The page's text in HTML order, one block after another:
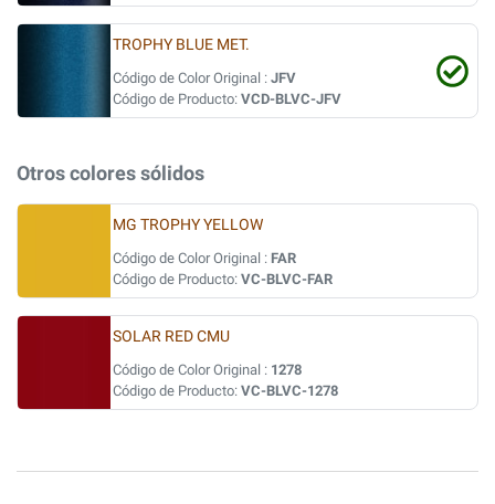
TROPHY BLUE MET.
Código de Color Original : JFV
Código de Producto: VCD-BLVC-JFV
Otros colores sólidos
MG TROPHY YELLOW
Código de Color Original : FAR
Código de Producto: VC-BLVC-FAR
SOLAR RED CMU
Código de Color Original : 1278
Código de Producto: VC-BLVC-1278